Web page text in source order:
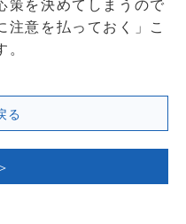
策を決めてしまうので
注意を払っておく」こ
。
る